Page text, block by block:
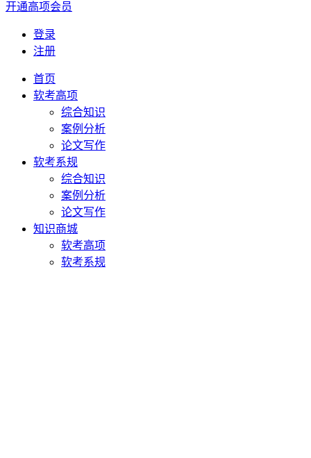
开通高项会员
登录
注册
首页
软考高项
综合知识
案例分析
论文写作
软考系规
综合知识
案例分析
论文写作
知识商城
软考高项
软考系规